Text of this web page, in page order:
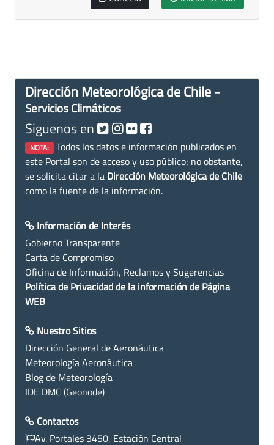
Dirección Meteorológica de Chile -
Servicios Climáticos
Siguenos en
NOTA: Todos los datos e información publicados en
este Portal son de acceso y uso público; no obstante,
se solicita citar a la Dirección Meteorológica de Chile
como la fuente de la información.
Información de Interés
Gobierno Transparente
Carta de Compromiso
Oficina de Información, Reclamos y Sugerencias
Política de Privacidad de la información de Página
WEB
Nuestro Sitios
Dirección General de Aeronáutica
Meteorología Aeronáutica
Blog de Meteorología
IDE DMC (Geonode)
Contactos
Av. Portales 3450, Estación Central